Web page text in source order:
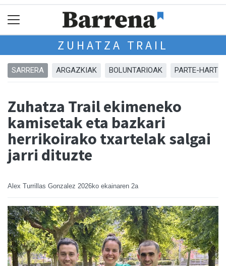
ZUHATZA TRAIL
SARRERA ARGAZKIAK BOLUNTARIOAK PARTE-
Zuhatza Trail ekimeneko
kamisetak eta bazkari
herrikoirako txartelak salgai
jarri dituzte
Alex Turrillas Gonzalez 2026ko ekainaren 2a